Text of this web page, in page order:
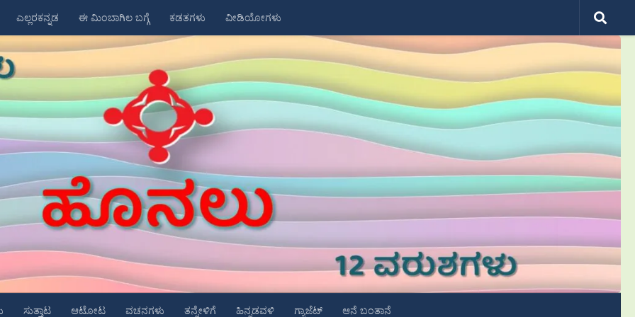
ಎಲ್ಲರಕನ್ನಡ ಈ ಮಿಂಬಾಗಿಲ ಬಗ್ಗೆ ಕಡತಗಳು ವೀಡಿಯೋಗಳು
ಸುತ್ತಾಟ ಆಟೋಟ ವಚನಗಳು ತನ್ನೇಳಿಗೆ ಹಿನ್ನಡವಳಿ ಗ್ಯಾಜೆಟ್ ಆನೆ ಬಂತಾನೆ